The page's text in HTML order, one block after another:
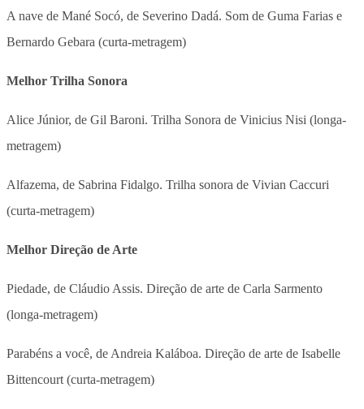
A nave de Mané Socó, de Severino Dadá. Som de Guma Farias e
Bernardo Gebara (curta-metragem)
Melhor Trilha Sonora
Alice Júnior, de Gil Baroni. Trilha Sonora de Vinicius Nisi (longa-
metragem)
Alfazema, de Sabrina Fidalgo. Trilha sonora de Vivian Caccuri
(curta-metragem)
Melhor Direção de Arte
Piedade, de Cláudio Assis. Direção de arte de Carla Sarmento
(longa-metragem)
Parabéns a você, de Andreia Kaláboa. Direção de arte de Isabelle
Bittencourt (curta-metragem)